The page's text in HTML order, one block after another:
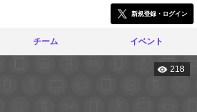
新規登録・ログイン
チーム イベント
218